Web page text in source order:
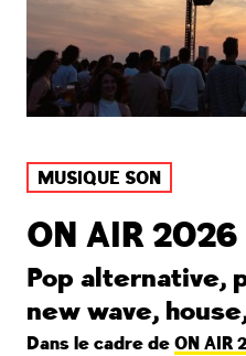
MUSIQUE SON
ON AIR
Pop alternative,
new wave,
Dans le cadre de ON AIR